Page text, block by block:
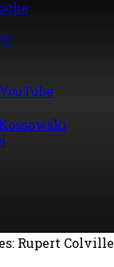
Rupert Colville